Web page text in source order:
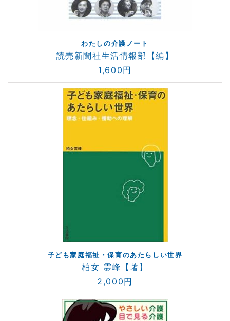
わたしの介護ノート
読売新聞社生活情報部【編】
1,600円
子ども家庭福祉・保育のあたらしい世界
柏女 霊峰【著】
2,000円